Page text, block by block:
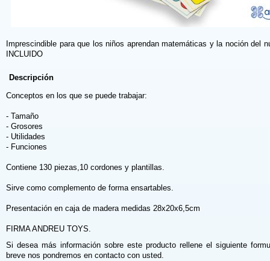
Imprescindible para que los niños aprendan matemáticas y la noción del
INCLUIDO
Descripción
Conceptos en los que se puede trabajar:
- Tamaño
- Grosores
- Utilidades
- Funciones
Contiene 130 piezas,10 cordones y plantillas.
Sirve como complemento de forma ensartables.
Presentación en caja de madera medidas 28x20x6,5cm
FIRMA ANDREU TOYS.
Si desea más información sobre este producto rellene el siguiente
breve nos pondremos en contacto con usted.